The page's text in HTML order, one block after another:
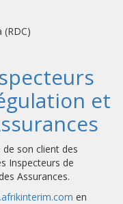
(RDC)
et
son client des
Inspecteurs de
Assurances.
en